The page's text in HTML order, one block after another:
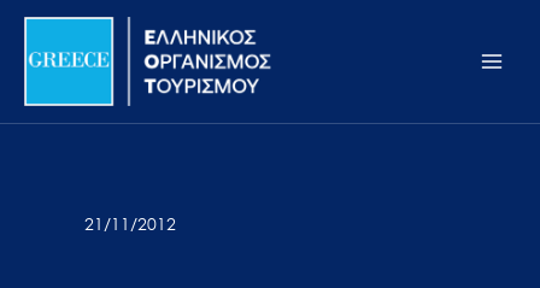
Σημείωση:
ιστότοπος
προσβασιμότητας.
Μετάβαση
περιεχόμενο
21/11/2012